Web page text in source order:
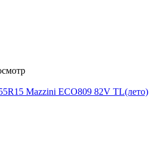
Mazzini ECO809 82V TL(лето)